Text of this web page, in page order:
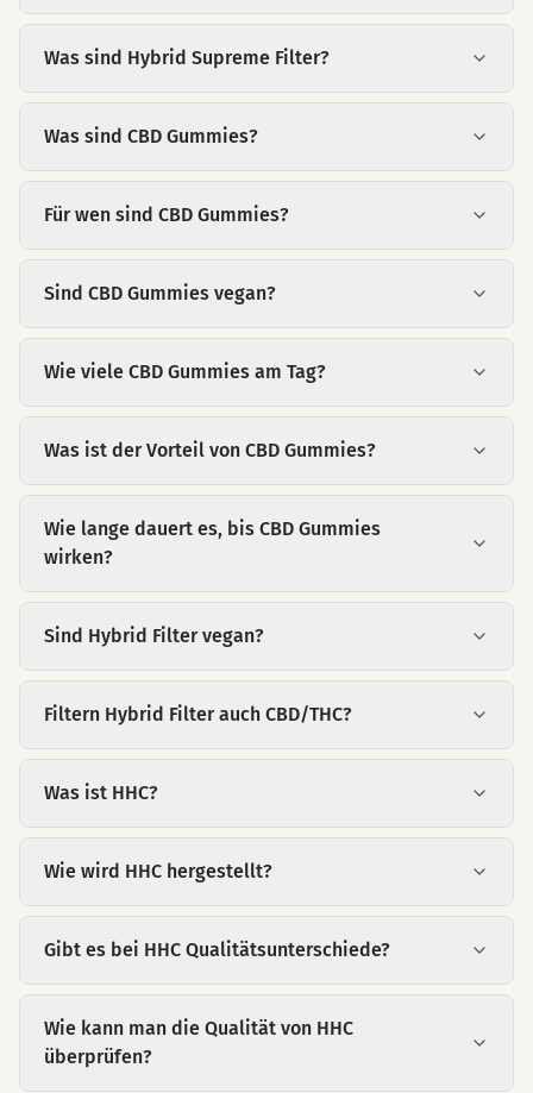
Was sind Hybrid Supreme Filter?
Was sind CBD Gummies?
Für wen sind CBD Gummies?
Sind CBD Gummies vegan?
Wie viele CBD Gummies am Tag?
Was ist der Vorteil von CBD Gummies?
Wie lange dauert es, bis CBD Gummies
wirken?
Sind Hybrid Filter vegan?
Filtern Hybrid Filter auch CBD/THC?
Was ist HHC?
Wie wird HHC hergestellt?
Gibt es bei HHC Qualitätsunterschiede?
Wie kann man die Qualität von HHC
überprüfen?